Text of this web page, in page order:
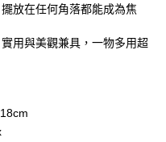
放在任何角落都能成為焦
用與美觀兼具，一物多用超